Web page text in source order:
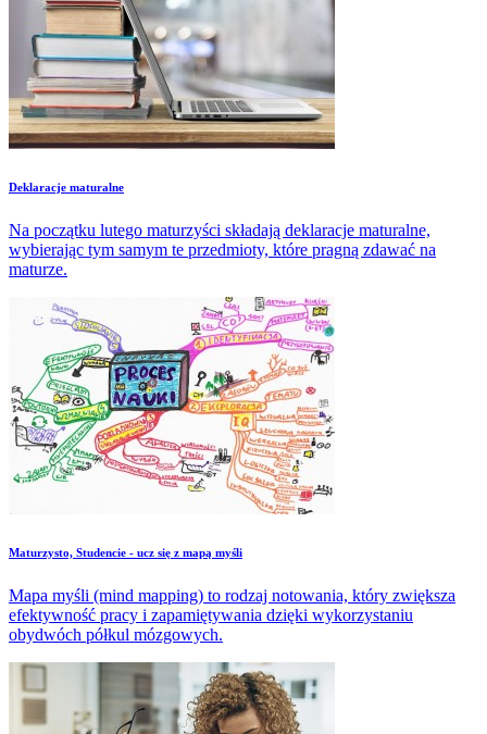
Deklaracje maturalne
Na początku lutego maturzyści składają deklaracje maturalne,
wybierając tym samym te przedmioty, które pragną zdawać na
maturze.
Maturzysto, Studencie - ​ucz się z mapą myśli
Mapa myśli (mind mapping) to rodzaj notowania, który zwiększa
efektywność pracy i zapamiętywania dzięki wykorzystaniu
obydwóch półkul mózgowych.